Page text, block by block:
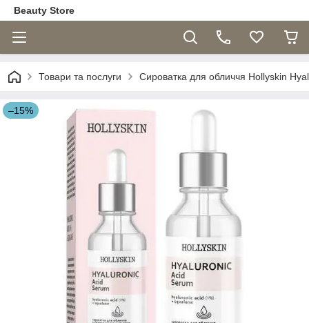
Beauty Store
Товари та послуги Сироватка для обличчя Hollyskin
–15%